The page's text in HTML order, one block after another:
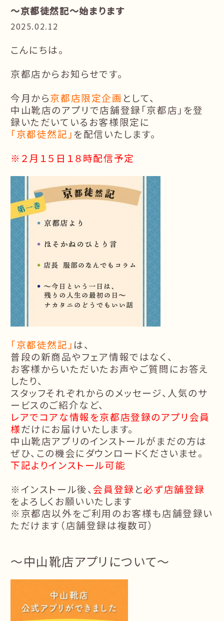
～京都徒然記～始まります
2025.02.12
こんにちは。
京都店からお知らせです。
今月から京都店限定企画 として、
中山靴店のアプリで店舗登録「京都店」を登
録いただいているお客様限定に
「京都徒然記」を配信いたします。
※２月１５日１８時配信予定
「京都徒然記」 は、
普段の新商品やフェア情報ではなく、
お客様からいただいたお声やご質問にお答え
したり、
スタッフそれぞれからのメッセージ、人気のサ
ービスのご紹介など、
レアでコアな情報を京都店登録のアプリ会員
様だけにお届けいたします。
中山靴店アプリのインストールがまだの方は
ぜひ、この機会にダウンロードくださいませ。
下記よりインストール可能
※インストール後、会員登録 と必ず店舗登録
をよろしくお願いいたします
※京都店以外をご利用のお客様も店舗登録い
ただけます（店舗登録は複数可）
～中山靴店アプリについて～